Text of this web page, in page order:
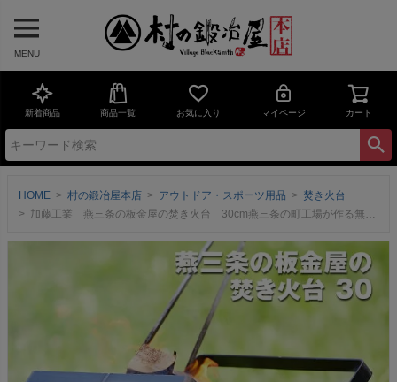
MENU
新着商品 商品一覧 お気に入り マイページ カート
HOME 村の鍛冶屋本店 アウトドア・スポーツ用品
焚き火台
加藤工業 燕三条の板金屋の焚き火台 30cm燕三条の町工場が作る無骨で、シンプル、原点回帰のための焚き火台ステンレス、黒皮鉄【頑張って送料無料！】